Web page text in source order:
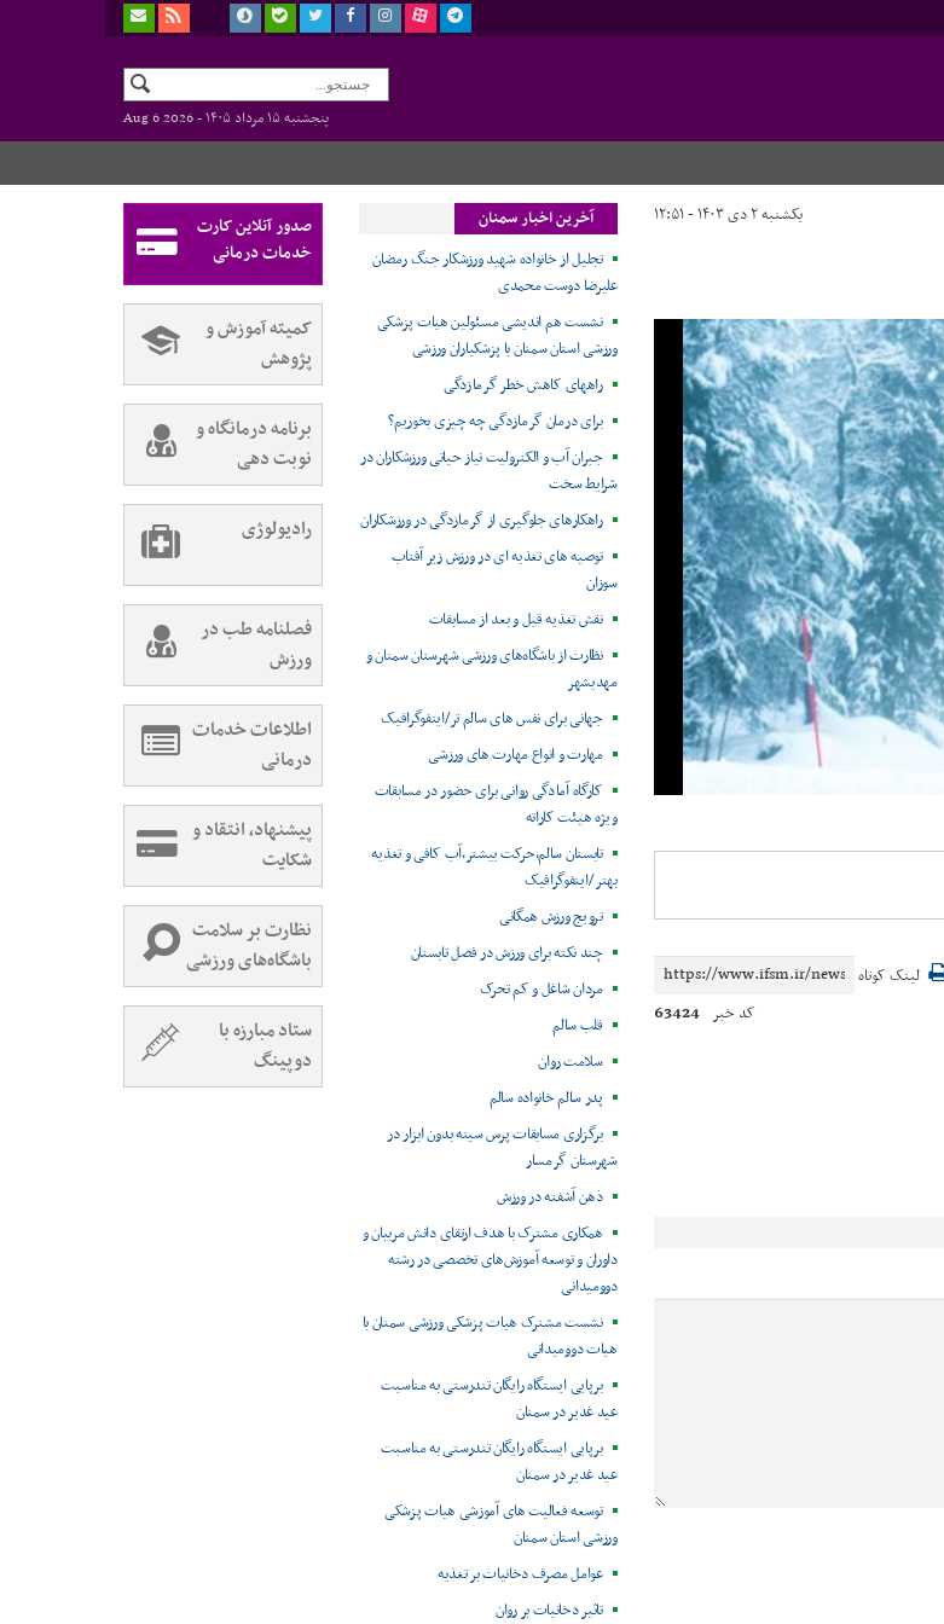
پنجشنبه ۱۵ مرداد ۱۴۰۵ -
Aug 6 2026
یکشنبه ۲ دی ۱۴۰۳ - ۱۲:۵۱
لینک کوتاه
کد خبر 63424
آخرین اخبار سمنان
تجلیل از خانواده شهید ورزشکار جنگ رمضان
علیرضا دوست محمدی
نشست هم اندیشی مسئولین هیات پزشکی
ورزشی استان سمنان با پزشکیاران ورزشی
راههای کاهش خطر گرمازدگی
برای درمان گرمازدگی چه چیزی بخوریم؟
جبران آب و الکترولیت نیاز حیاتی ورزشکاران در
شرایط سخت
راهکارهای جلوگیری از گرمازدگی در ورزشکاران
توصیه های تغذیه ای در ورزش زیر آفتاب
سوزان
نقش تغذیه قبل و بعد از مسابقات
نظارت از باشگاه‌های ورزشی شهرستان سمنان و
مهدیشهر
جهانی برای نفس های سالم تر/اینفوگرافیک
مهارت و انواع مهارت های ورزشی
کارگاه آمادگی روانی برای حضور در مسابقات
ویژه هیئت کاراته
تابستان سالم،حرکت بیشتر،آب کافی و تغذیه
بهتر /اینفوگرافیک
ترویج ورزش همگانی
چند نکته برای ورزش در فصل تابستان
مردان شاغل و کم تحرک
قلب سالم
سلامت روان
پدر سالم خانواده سالم
برگزاری مسابقات پرس سینه بدون ابزار در
شهرستان گرمسار
ذهن آشفته در ورزش
همکاری مشترک با هدف ارتقای دانش مربیان و
داوران و توسعه آموزش‌های تخصصی در رشته
دوومیدانی
نشست مشترک هیات پزشکی ورزشی سمنان با
هیات دوومیدانی
برپایی ایستگاه رایگان تندرستی به مناسبت
عید غدیر در سمنان
برپایی ایستگاه رایگان تندرستی به مناسبت
عید غدیر در سمنان
توسعه فعالیت های آموزشی هیات پزشکی
ورزشی استان سمنان
عوامل مصرف دخانیات بر تغذیه
تاثیر دخانیات بر روان
صدور آنلاین کارت
خدمات درمانی
کمیته آموزش و
پژوهش
برنامه درمانگاه و
نوبت دهی
رادیولوژی
فصلنامه طب در
ورزش
اطلاعات خدمات
درمانی
پیشنهاد، انتقاد و
شکایت
نظارت بر سلامت
باشگاه‌های ورزشی
ستاد مبارزه با
دوپینگ